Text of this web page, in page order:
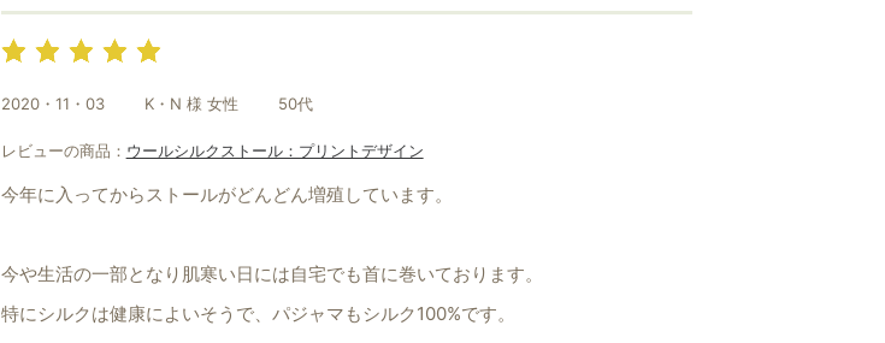
幸を運んで下さり、ありがとうございます。
2020・11・03 K・N 様 女性 50代
レビューの商品： ウールシルクストール：プリントデザイン
今年に入ってからストールがどんどん増殖しています。
今や生活の一部となり肌寒い日には自宅でも首に巻いております。
特にシルクは健康によいそうで、パジャマもシルク100%です。